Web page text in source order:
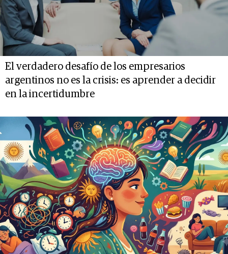
El verdadero desafío de los empresarios
argentinos no es la crisis: es aprender a decidir
en la incertidumbre